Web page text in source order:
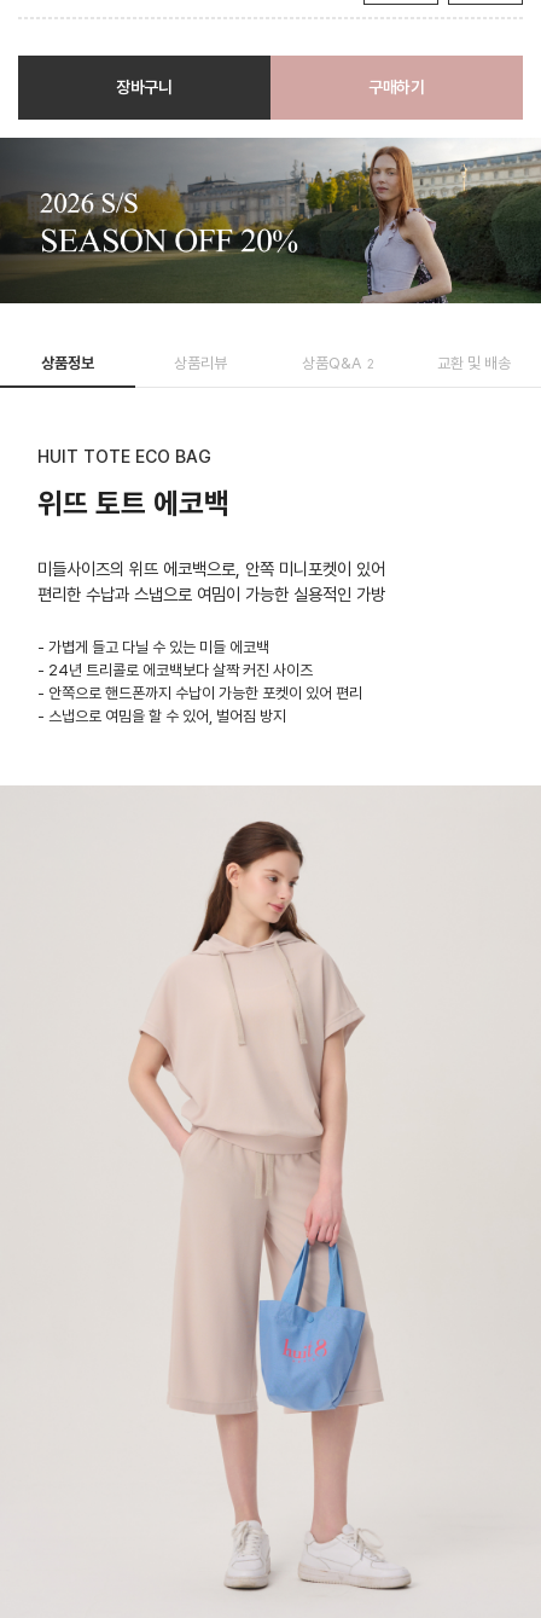
장바구니 구매하기
상품정보 상품리뷰 상품Q&A 2 교환 및 배송
HUIT TOTE ECO BAG
위뜨 토트 에코백
미들사이즈의 위뜨 에코백으로, 안쪽 미니포켓이 있어
편리한 수납과 스냅으로 여밈이 가능한 실용적인 가방
- 가볍게 들고 다닐 수 있는 미들 에코백
- 24년 트리콜로 에코백보다 살짝 커진 사이즈
- 안쪽으로 핸드폰까지 수납이 가능한 포켓이 있어 편리
- 스냅으로 여밈을 할 수 있어, 벌어짐 방지